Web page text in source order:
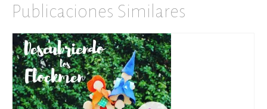
Publicaciones Similares